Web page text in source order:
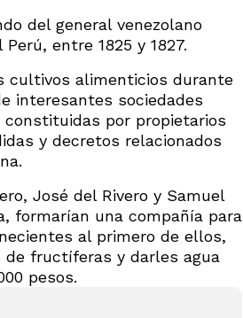
del general venezolano
entre 1825 y 1827.
cultivos alimenticios durante
interesantes sociedades
por propietarios
y decretos relacionados
José del Rivero y Samuel
formarían una compañía para
al primero de ellos,
de fructíferas y darles agua
pesos.